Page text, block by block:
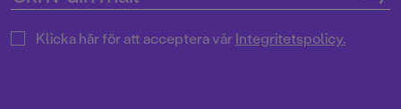
Klicka här för att acceptera vårIntegritetspolicy.